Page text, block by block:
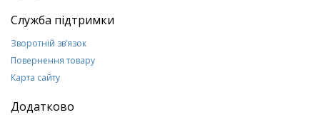
Служба підтримки
Зворотній зв’язок
Повернення товару
Карта сайту
Додатково